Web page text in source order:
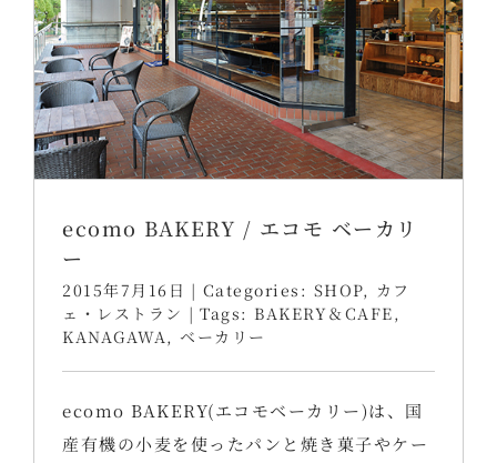
ecomo BAKERY / エコモ ベーカリ
ー
2015年7月16日 | Categories: SHOP, カフ
ェ・レストラン | Tags: BAKERY＆CAFE ,
KANAGAWA , ベーカリー
ecomo BAKERY(エコモベーカリー)は、国
産有機の小麦を使ったパンと焼き菓子やケー